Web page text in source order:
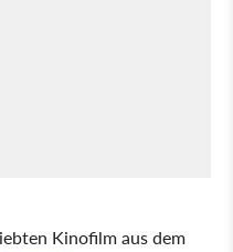
Kinofilm aus dem